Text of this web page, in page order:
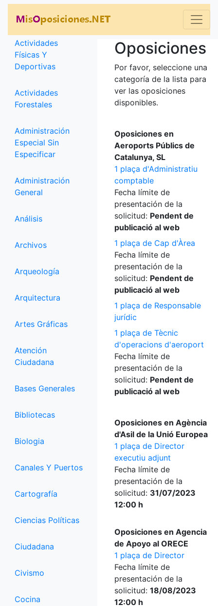
Categorías
Actividades
Físicas Y
Deportivas
Actividades
Forestales
Administración
Especial Sin
Especificar
Administración
General
Análisis
Archivos
Arqueología
Arquitectura
Artes Gráficas
Atención
Ciudadana
Bases Generales
Bibliotecas
Biologia
Canales Y Puertos
Cartografía
Ciencias Políticas
Ciudadana
Civismo
Cocina
Oposiciones
Por favor, seleccione una
categoría de la lista para
ver las oposiciones
disponibles.
Oposiciones en
Aeroports Públics de
Catalunya, SL
1 plaça d'Administratiu
comptable
Fecha límite de
presentación de la
solicitud: Pendent de
publicació al web
1 plaça de Cap d'Àrea
Fecha límite de
presentación de la
solicitud: Pendent de
publicació al web
1 plaça de Responsable
jurídic
1 plaça de Tècnic
d'operacions d'aeroport
Fecha límite de
presentación de la
solicitud: Pendent de
publicació al web
Oposiciones en Agència
d'Asil de la Unió Europea
1 plaça de Director
executiu adjunt
Fecha límite de
presentación de la
solicitud: 31/07/2023
12:00 h
Oposiciones en Agencia
de Apoyo al ORECE
1 plaça de Director
Fecha límite de
presentación de la
solicitud: 18/08/2023
12:00 h